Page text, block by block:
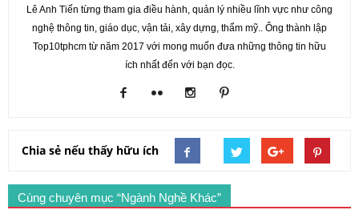
Lê Anh Tiến từng tham gia điều hành, quản lý nhiều lĩnh vực như công
nghệ thông tin, giáo dục, vận tải, xây dựng, thẩm mỹ.. Ông thành lập
Top10tphcm từ năm 2017 với mong muốn đưa những thông tin hữu
ích nhất đến với bạn đọc.
Chia sẻ nếu thấy hữu ích
Cùng chuyên mục “Ngành Nghề Khác”